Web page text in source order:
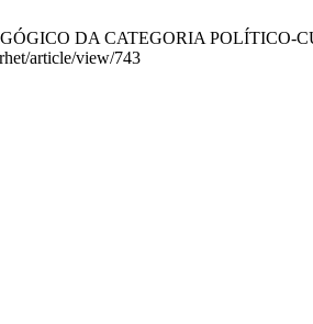
DA CATEGORIA
article/view/743